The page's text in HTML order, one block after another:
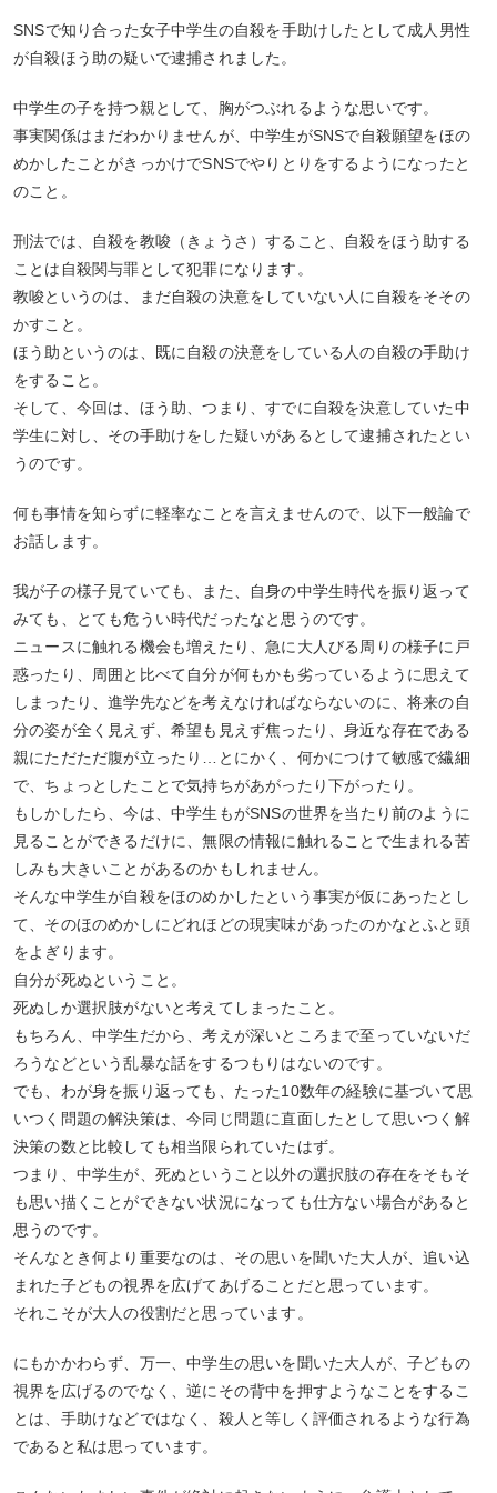
SNSで知り合った女子中学生の自殺を手助けしたとして成人男性
が自殺ほう助の疑いで逮捕されました。
中学生の子を持つ親として、胸がつぶれるような思いです。
事実関係はまだわかりませんが、中学生がSNSで自殺願望をほの
めかしたことがきっかけでSNSでやりとりをするようになったと
のこと。
刑法では、自殺を教唆（きょうさ）すること、自殺をほう助する
ことは自殺関与罪として犯罪になります。
教唆というのは、まだ自殺の決意をしていない人に自殺をそその
かすこと。
ほう助というのは、既に自殺の決意をしている人の自殺の手助け
をすること。
そして、今回は、ほう助、つまり、すでに自殺を決意していた中
学生に対し、その手助けをした疑いがあるとして逮捕されたとい
うのです。
何も事情を知らずに軽率なことを言えませんので、以下一般論で
お話します。
我が子の様子見ていても、また、自身の中学生時代を振り返って
みても、とても危うい時代だったなと思うのです。
ニュースに触れる機会も増えたり、急に大人びる周りの様子に戸
惑ったり、周囲と比べて自分が何もかも劣っているように思えて
しまったり、進学先などを考えなければならないのに、将来の自
分の姿が全く見えず、希望も見えず焦ったり、身近な存在である
親にただただ腹が立ったり…とにかく、何かにつけて敏感で繊細
で、ちょっとしたことで気持ちがあがったり下がったり。
もしかしたら、今は、中学生もがSNSの世界を当たり前のように
見ることができるだけに、無限の情報に触れることで生まれる苦
しみも大きいことがあるのかもしれません。
そんな中学生が自殺をほのめかしたという事実が仮にあったとし
て、そのほのめかしにどれほどの現実味があったのかなとふと頭
をよぎります。
自分が死ぬということ。
死ぬしか選択肢がないと考えてしまったこと。
もちろん、中学生だから、考えが深いところまで至っていないだ
ろうなどという乱暴な話をするつもりはないのです。
でも、わが身を振り返っても、たった10数年の経験に基づいて思
いつく問題の解決策は、今同じ問題に直面したとして思いつく解
決策の数と比較しても相当限られていたはず。
つまり、中学生が、死ぬということ以外の選択肢の存在をそもそ
も思い描くことができない状況になっても仕方ない場合があると
思うのです。
そんなとき何より重要なのは、その思いを聞いた大人が、追い込
まれた子どもの視界を広げてあげることだと思っています。
それこそが大人の役割だと思っています。
にもかかわらず、万一、中学生の思いを聞いた大人が、子どもの
視界を広げるのでなく、逆にその背中を押すようなことをするこ
とは、手助けなどではなく、殺人と等しく評価されるような行為
であると私は思っています。